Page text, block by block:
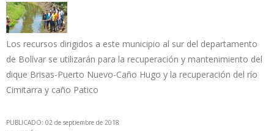
Los recursos dirigidos a este municipio al sur del departamento
de Bolívar se utilizarán para la recuperación y mantenimiento del
dique Brisas-Puerto Nuevo-Caño Hugo y la recuperación del río
Cimitarra y caño Patico
PUBLICADO: 02 de septiembre de 2018